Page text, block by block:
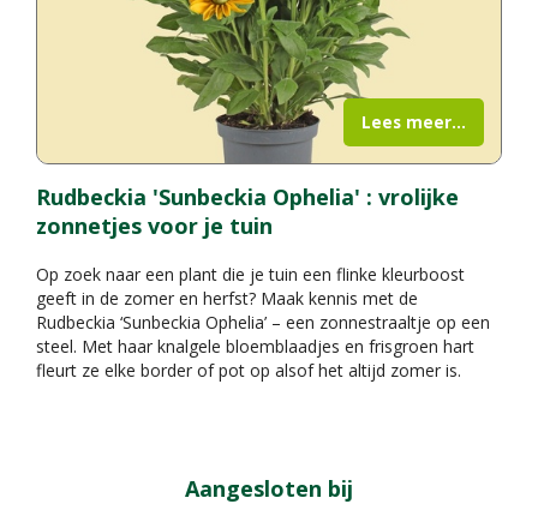
Rudbeckia 'Sunbeckia Ophelia' : vrolijke
zonnetjes voor je tuin
Op zoek naar een plant die je tuin een flinke kleurboost
geeft in de zomer en herfst? Maak kennis met de
Rudbeckia ‘Sunbeckia Ophelia’ – een zonnestraaltje op een
steel. Met haar knalgele bloemblaadjes en frisgroen hart
fleurt ze elke border of pot op alsof het altijd zomer is.
Lees meer...
Aangesloten bij